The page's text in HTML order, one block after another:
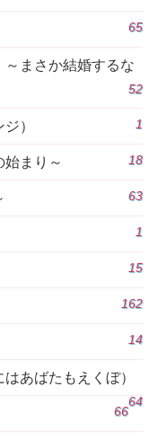
65
まさか結婚するな
52
） 1
まり～ 18
63
1
15
162
14
あばたもえくぼ）
64
66